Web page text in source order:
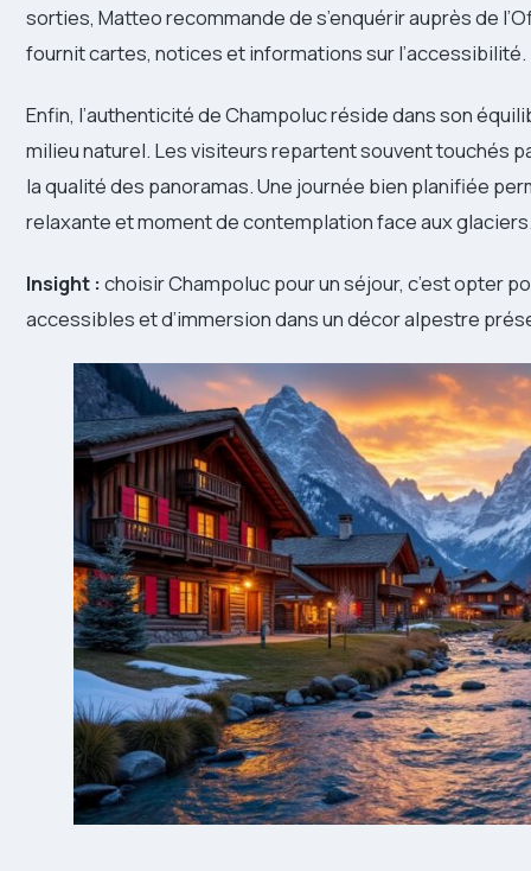
sorties, Matteo recommande de s’enquérir auprès de
fournit cartes, notices et informations sur l’accessibilité.
Enfin, l’authenticité de Champoluc réside dans son
milieu naturel. Les visiteurs repartent souvent touchés
la qualité des panoramas. Une journée bien planifiée
relaxante et moment de contemplation face aux
Insight : choisir Champoluc pour un séjour, c’est opter
accessibles et d’immersion dans un décor alpestre